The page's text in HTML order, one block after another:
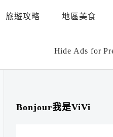
旅遊攻略 地區美食
Hide Ads for
Bonjour我是ViVi